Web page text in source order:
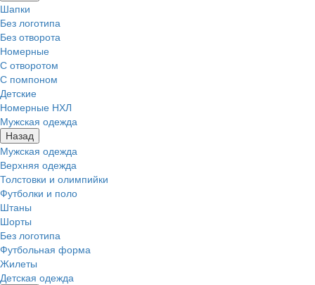
Шапки
Без логотипа
Без отворота
Номерные
С отворотом
С помпоном
Детские
Номерные НХЛ
Мужская одежда
Назад
Мужская одежда
Верхняя одежда
Толстовки и олимпийки
Футболки и поло
Штаны
Шорты
Без логотипа
Футбольная форма
Жилеты
Детская одежда